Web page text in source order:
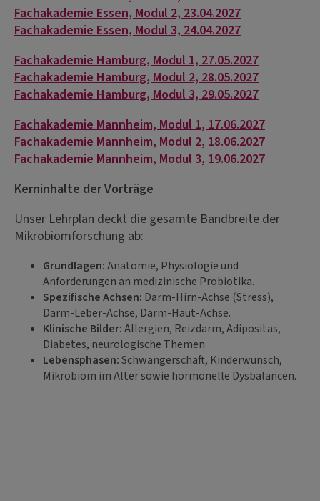
Fachakademie Essen, Modul 2, 23.04.2027
Fachakademie Essen, Modul 3, 24.04.2027
Fachakademie Hamburg, Modul 1, 27.05.2027
Fachakademie Hamburg, Modul 2, 28.05.2027
Fachakademie Hamburg, Modul 3, 29.05.2027
Fachakademie Mannheim, Modul 1, 17.06.2027
Fachakademie Mannheim, Modul 2, 18.06.2027
Fachakademie Mannheim, Modul 3, 19.06.2027
Kerninhalte der Vorträge
Unser Lehrplan deckt die gesamte Bandbreite der
Mikrobiomforschung ab:
Grundlagen:Anatomie, Physiologie und
Anforderungen an medizinische Probiotika.
Spezifische Achsen: Darm-Hirn-Achse (Stress),
Darm-Leber-Achse, Darm-Haut-Achse.
Klinische Bilder:Allergien, Reizdarm, Adipositas,
Diabetes, neurologische Themen.
Lebensphasen:Schwangerschaft, Kinderwunsch,
Mikrobiom im Alter sowie hormonelle Dysbalancen.